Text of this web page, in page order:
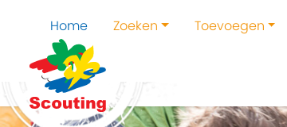
Home Zoeken Toevoegen